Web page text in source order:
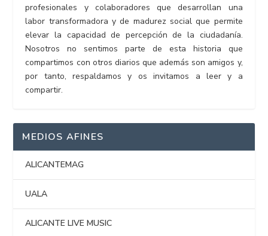
profesionales y colaboradores que desarrollan una
labor transformadora y de madurez social que permite
elevar la capacidad de percepción de la ciudadanía.
Nosotros no sentimos parte de esta historia que
compartimos con otros diarios que además son amigos y,
por tanto, respaldamos y os invitamos a leer y a
compartir.
MEDIOS AFINES
ALICANTEMAG
UALA
ALICANTE LIVE MUSIC